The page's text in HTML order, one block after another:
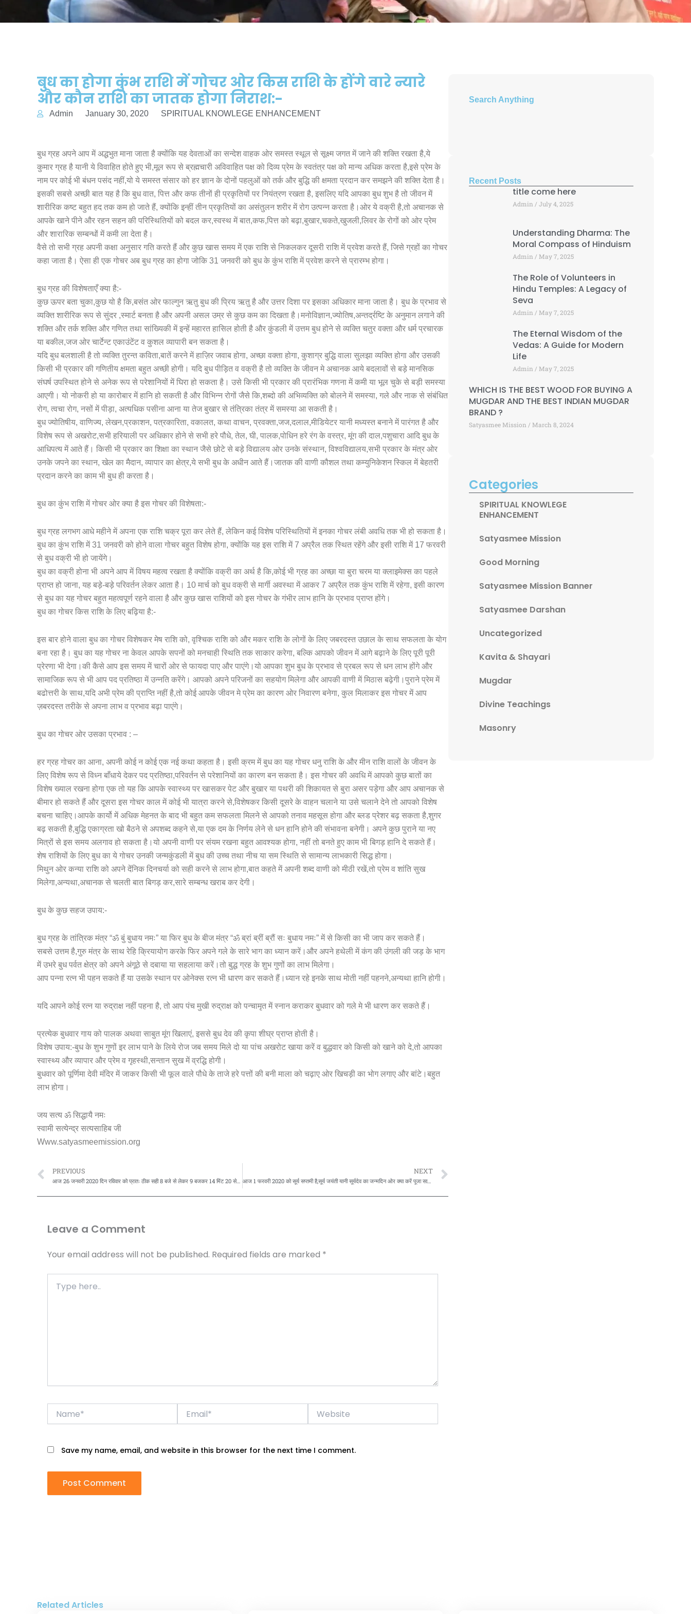
बुध का होगा कुंभ राशि में गोचर ओर किस राशि के होंगे वारे न्यारे
और कौन राशि का जातक होगा निराश:-
Admin January 30, 2020 SPIRITUAL KNOWLEGE ENHANCEMENT
बुध ग्रह अपने आप में अद्धभुत माना जाता है क्योंकि यह देवताओं का सन्देश वाहक ओर समस्त स्थूल से सूक्ष्म जगत में जाने की शक्ति रखता है,ये
कुमार ग्रह है यानी ये विवाहित होते हुए भी,मूल रूप से ब्रह्मचारी अविवाहित पक्ष को दिव्य प्रेम के स्वतंत्र पक्ष को मान्य अधिक करता है,इसे प्रेम के
नाम पर कोई भी बंधन पसंद नहीं,यो ये समस्त संसार को हर ज्ञान के दोनों पहलुओं को तर्क और बुद्धि की क्षमता प्रदान कर समझने की शक्ति देता है।
इसकी सबसे अच्छी बात यह है कि बुध वात, पित्त और कफ तीनों ही प्रकृतियों पर नियंत्रण रखता है, इसलिए यदि आपका बुध शुभ है तो जीवन में
शारीरिक कष्ट बहुत हद तक कम हो जाते हैं, क्योंकि इन्हीं तीन प्रकृतियों का असंतुलन शरीर में रोग उत्पन्न करता है।ओर ये वक्री है,तो अचानक से
आपके खाने पीने और रहन सहन की परिस्थितियों को बदल कर,स्वस्थ में बात,कफ,पित्त को बढ़ा,बुखार,चकते,खुजली,लिवर के रोगों को ओर प्रेम
और शारारिक सम्बन्धों में कमी ला देता है।
वैसे तो सभी ग्रह अपनी कक्षा अनुसार गति करते हैं और कुछ खास समय में एक राशि से निकलकर दूसरी राशि में प्रवेश करते हैं, जिसे ग्रहों का गोचर
कहा जाता है। ऐसा ही एक गोचर अब बुध ग्रह का होगा जोकि 31 जनवरी को बुध के कुंभ राशि में प्रवेश करने से प्रारम्भ होगा।
बुध ग्रह की विशेषताएँ क्या है:-
कुछ ऊपर बता चुका,कुछ यो है कि,बसंत ओर फाल्गुन ऋतु बुध की प्रिय ऋतु है और उत्तर दिशा पर इसका अधिकार माना जाता है। बुध के प्रभाव से
व्यक्ति शारीरिक रूप से सुंदर ,स्मार्ट बनता है और अपनी असल उम्र से कुछ कम का दिखता है।मनोविज्ञान,ज्योतिष,अन्तर्द्रष्टि के अनुमान लगाने की
शक्ति और तर्क शक्ति और गणित तथा सांख्यिकी में इन्हें महारत हासिल होती है और कुंडली में उत्तम बुध होने से व्यक्ति चतुर वक्ता और धर्म प्रचारक
या बकील,जज ओर चार्टेन्ट एकाउंटेंट व कुशल व्यापारी बन सकता है।
यदि बुध बलशाली है तो व्यक्ति तुरन्त कविता,बातें करने में हाज़िर जवाब होगा, अच्छा वक्ता होगा, कुशाग्र बुद्धि वाला सुलझा व्यक्ति होगा और उसकी
किसी भी प्रकार की गणितीय क्षमता बहुत अच्छी होगी। यदि बुध पीड़ित व वक्री है तो व्यक्ति के जीवन मे अचानक आये बदलावों से बड़े मानसिक
संघर्ष उपस्थित होने से अनेक रूप से परेशानियों में घिरा हो सकता है। उसे किसी भी प्रकार की प्रारंभिक गणना में कमी या भूल चुके से बड़ी समस्या
आएगी। यो नोकरी हो या कारोबार में हानि हो सकती है और विभिन्न रोगों जैसे कि,शब्दो की अभिव्यक्ति को बोलने में समस्या, गले और नाक से संबंधित
रोग, त्वचा रोग, नसों में पीड़ा, अत्यधिक पसीना आना या तेज बुखार से तंत्रिका तंत्र में समस्या आ सकती है।
बुध ज्योतिषीय, वाणिज्य, लेखन,प्रकाशन, पत्रकारिता, वकालत, कथा वाचन, प्रवक्ता,जज,दलाल,मीडियेटर यानी मध्यस्त बनाने में पारंगत है और
विशेष रूप से अखरोट,सभी हरियाली पर अधिकार होने से सभी हरे पौधे, तेल, घी, पालक,पोधिन हरे रंग के वस्त्र, मूंग की दाल,पशुचारा आदि बुध के
आधिपत्य में आते हैं। किसी भी प्रकार का शिक्षा का स्थान जैसे छोटे से बड़े विद्यालय ओर उनके संस्थान, विश्वविद्यालय,सभी प्रकार के मंत्र ओर
उनके जपने का स्थान, खेल का मैदान, व्यापार का क्षेत्र,ये सभी बुध के अधीन आते हैं।जातक की वाणी कौशल तथा कम्युनिकेशन स्किल में बेहतरी
प्रदान करने का काम भी बुध ही करता है।
बुध का कुंभ राशि में गोचर ओर क्या है इस गोचर की विशेषता:-
बुध ग्रह लगभग आधे महीने में अपना एक राशि चक्र पूरा कर लेते हैं, लेकिन कई विशेष परिस्थितियों में इनका गोचर लंबी अवधि तक भी हो सकता है।
बुध का कुंभ राशि में 31 जनवरी को होने वाला गोचर बहुत विशेष होगा, क्योंकि यह इस राशि में 7 अप्रैल तक स्थित रहेंगे और इसी राशि में 17 फरवरी
से बुध वक्री भी हो जायेंगे।
बुध का वक्री होना भी अपने आप में विषय महत्व रखता है क्योंकि वक्री का अर्थ है कि,कोई भी ग्रह का अच्छा या बुरा चरम या क्लाइमेक्स का पहले
प्राप्त हो जाना, यह बड़े-बड़े परिवर्तन लेकर आता है। 10 मार्च को बुध वक्री से मार्गी अवस्था में आकर 7 अप्रैल तक कुंभ राशि में रहेगा, इसी कारण
से बुध का यह गोचर बहुत महत्वपूर्ण रहने वाला है और कुछ खास राशियों को इस गोचर के गंभीर लाभ हानि के प्रभाव प्राप्त होंगे।
बुध का गोचर किस राशि के लिए बढ़िया है:-
इस बार होने वाला बुध का गोचर विशेषकर मेष राशि को, वृश्चिक राशि को और मकर राशि के लोगों के लिए जबरदस्त उछाल के साथ सफलता के योग
बना रहा है। बुध का यह गोचर ना केवल आपके सपनों को मनचाही स्थिति तक साकार करेगा, बल्कि आपको जीवन में आगे बढ़ाने के लिए पूरी पूरी
प्रेरणा भी देगा।की कैसे आप इस समय में चारों ओर से फायदा पाए और पाएंगे।यो आपका शुभ बुध के प्रभाव से प्रबल रूप से धन लाभ होंगे और
सामाजिक रूप से भी आप पद प्रतिष्ठा में उन्नति करेंगे। आपको अपने परिजनों का सहयोग मिलेगा और आपकी वाणी में मिठास बढ़ेगी।पुराने प्रेम में
बढोत्तरी के साथ,यदि अभी प्रेम की प्राप्ति नहीं है,तो कोई आपके जीवन मे प्रेम का कारण ओर निवारण बनेगा, कुल मिलाकर इस गोचर में आप
ज़बरदस्त तरीके से अपना लाभ व प्रभाव बढ़ा पाएंगे।
बुध का गोचर ओर उसका प्रभाव : –
हर ग्रह गोचर का आना, अपनी कोई न कोई एक नई कथा कहता है। इसी क्रम में बुध का यह गोचर धनु राशि के और मीन राशि वालों के जीवन के
लिए विशेष रूप से विध्न बाँधाये देकर पद प्रतिष्ठा,परिवर्तन से परेशानियों का कारण बन सकता है। इस गोचर की अवधि में आपको कुछ बातों का
विशेष ख्याल रखना होगा एक तो यह कि आपके स्वास्थ्य पर खासकर पेट और बुखार या पथरी की शिकायत से बुरा असर पड़ेगा और आप अचानक से
बीमार हो सकते हैं और दूसरा इस गोचर काल में कोई भी यात्रा करने से,विशेषकर किसी दूसरे के वाहन चलाने या उसे चलाने देने तो आपको विशेष
बचना चाहिए।आपके कार्यो में अधिक मेहनत के बाद भी बहुत कम सफलता मिलने से आपको तनाव महसूस होगा और ब्लड प्रेशर बढ़ सकता है,शुगर
बढ़ सकती है,बुद्धि एकाग्रता खो बैठने से अपशब्द कहने से,या एक दम के निर्णय लेने से धन हानि होने की संभावना बनेगी। अपने कुछ पुराने या नए
मित्रों से इस समय अलगाव हो सकता है।यो अपनी वाणी पर संयम रखना बहुत आवश्यक होगा, नहीं तो बनते हुए काम भी बिगड़ हानि दे सकते हैं।
शेष राशियों के लिए बुध का ये गोचर उनकी जन्मकुंडली में बुध की उच्च तथा नीच या सम स्थिति से सामान्य लाभकारी सिद्ध होगा।
मिथुन ओर कन्या राशि को अपने देंनिक दिनचर्या को सही करने से लाभ होगा,बात कहते में अपनी शब्द वाणी को मीठी रखें,तो प्रेम व शांति सुख
मिलेगा,अन्यथा,अचानक से चलती बात बिगड़ कर,सारे सम्बन्ध खराब कर देगी।
बुध के कुछ सहज उपाय:-
बुध ग्रह के तांत्रिक मंत्र “ॐ बुं बुधाय नमः” या फिर बुध के बीज मंत्र “ॐ ब्रां ब्रीं ब्रौं सः बुधाय नमः” में से किसी का भी जाप कर सकते हैं।
सबसे उत्तम है,गुरु मंत्र के साथ रेहि क्रियायोग करके फिर अपने गले के सारे भाग का ध्यान करें।और अपने हथेली में कंग की उंगली की जड़ के भाग
में उभरे बुध पर्वत क्षेत्र को अपने अंगूठे से दबाया या सहलाया करें।तो बुद्ध ग्रह के शुभ गुणों का लाभ मिलेगा।
आप पन्ना रत्न भी पहन सकते हैं या उसके स्थान पर ओनेक्स रत्न भी धारण कर सकते हैं।ध्यान रहे इनके साथ मोती नहीं पहनने,अन्यथा हानि होगी।
यदि आपने कोई रत्न या रुद्राक्ष नहीं पहना है, तो आप पंच मुखी रुद्राक्ष को पन्चामृत में स्नान कराकर बुधवार को गले मे भी धारण कर सकते हैं।
प्रत्येक बुधवार गाय को पालक अथवा साबुत मूंग खिलाएं, इससे बुध देव की कृपा शीघ्र प्राप्त होती है।
विशेष उपाय:-बुध के शुभ गुणों इर लाभ पाने के लिये रोज जब समय मिले दो या पांच अखरोट खाया करें व बुद्धवार को किसी को खाने को दे,तो आपका
स्वास्थ्य और व्यापार और प्रेम व गृहस्थी,सन्तान सुख में व्रद्धि होगी।
बुधवार को पूर्णिमा देवी मंदिर में जाकर किसी भी फूल वाले पौधे के ताजे हरे पत्तों की बनी माला को चढ़ाए ओर खिचड़ी का भोग लगाए और बांटे।बहुत
लाभ होगा।
जय सत्य ॐ सिद्धायै नमः
स्वामी सत्येन्द्र सत्यसाहिब जी
Www.satyasmeemission.org
Prev
PREVIOUS
आज 26 जनवरी 2020 दिन रविवार को प्रातः ठीक सही 8 बजे से लेकर 9 बजकर 14 मिंट 20 सेकेंड तक सम्पूर्ण कर स्वामी सत्येन्द्र सत्यसाहिब जी ने बनाया सूर्य त्राटक का वर्ल्ड रिकॉर्ड,,,,
NEXT
आज 1 फरवरी 2020 को सूर्य सप्तमी है,सूर्य जयंती यानी सूर्यदेव का जन्मदिन ओर क्या करें पूजा साधना,,,,
Leave a Comment
Your email address will not be published. Required fields are marked *
here..
Website
Save my name, email, and website in this browser for the next time I comment.
Search Anything
Recent Posts
title come here
Admin July 4, 2025
Understanding Dharma: The
Moral Compass of Hinduism
Admin May 7, 2025
The Role of Volunteers in
Hindu Temples: A Legacy of
Seva
Admin May 7, 2025
The Eternal Wisdom of the
Vedas: A Guide for Modern
Life
Admin May 7, 2025
WHICH IS THE BEST WOOD FOR BUYING A
MUGDAR AND THE BEST INDIAN MUGDAR
BRAND ?
Satyasmee Mission March 8, 2024
Categories
SPIRITUAL KNOWLEGE
ENHANCEMENT
Satyasmee Mission
Good Morning
Satyasmee Mission Banner
Satyasmee Darshan
Uncategorized
Kavita & Shayari
Mugdar
Divine Teachings
Masonry
Related Articles